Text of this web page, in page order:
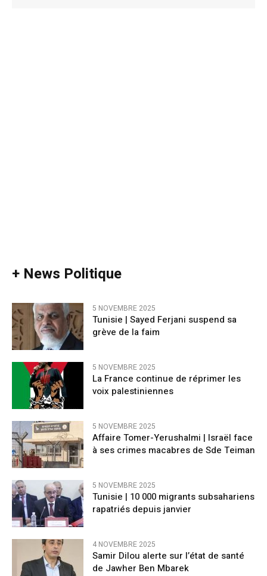
+ News Politique
5 NOVEMBRE 2025
Tunisie | Sayed Ferjani suspend sa
grève de la faim
5 NOVEMBRE 2025
La France continue de réprimer les
voix palestiniennes
5 NOVEMBRE 2025
Affaire Tomer-Yerushalmi | Israël face
à ses crimes macabres de Sde Teiman
5 NOVEMBRE 2025
Tunisie | 10 000 migrants subsahariens
rapatriés depuis janvier
4 NOVEMBRE 2025
Samir Dilou alerte sur l’état de santé
de Jawher Ben Mbarek